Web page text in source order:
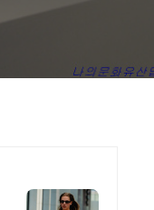
물858호)